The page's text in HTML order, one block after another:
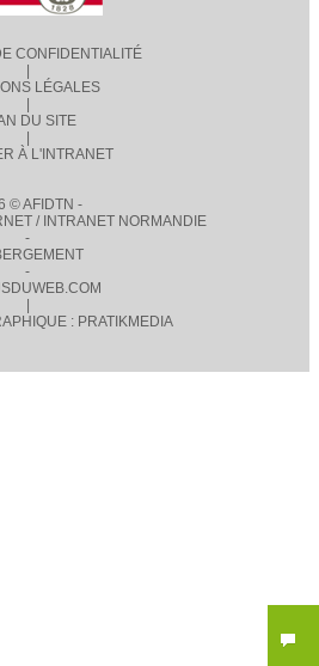
CONFIDENTIALITÉ
LÉGALES
DU SITE
À L'INTRANET
© AFIDTN -
/ INTRANET NORMANDIE
-
-
: PRATIKMEDIA